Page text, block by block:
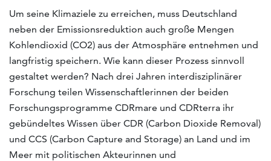
Um seine Klimaziele zu erreichen, muss Deutschland
neben der Emissionsreduktion auch große Mengen
Kohlendioxid (CO2) aus der Atmosphäre entnehmen und
langfristig speichern. Wie kann dieser Prozess sinnvoll
gestaltet werden? Nach drei Jahren interdisziplinärer
Forschung teilen Wissenschaftlerinnen der beiden
Forschungsprogramme CDRmare und CDRterra ihr
gebündeltes Wissen über CDR (Carbon Dioxide Removal)
und CCS (Carbon Capture and Storage) an Land und im
Meer mit politischen Akteurinnen und